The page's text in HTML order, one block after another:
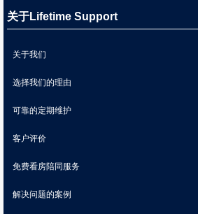
关于Lifetime Support
关于我们
选择我们的理由
可靠的定期维护
客户评价
免费看房陪同服务
解决问题的案例